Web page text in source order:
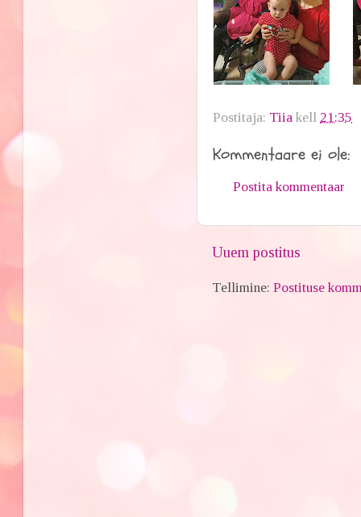
Postitaja: Tiia kell 21:35
Kommentaare ei ole:
Postita kommentaar
Uuem postitus
Tellimine:Postituse